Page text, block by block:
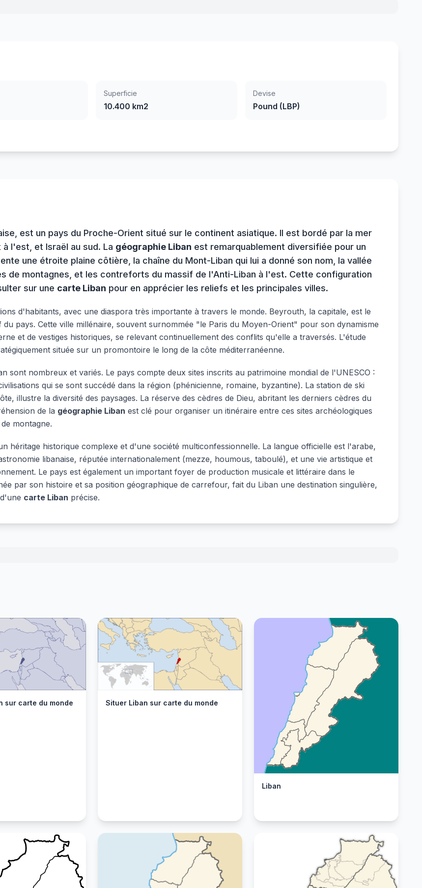
Superficie
10.400 km2
Devise
Pound (LBP)
est un pays du Proche-Orient situé sur le continent asiatique. Il est bordé par la mer
l'est, et Israël au sud. La géographie Liban est remarquablement diversifiée pour un
une étroite plaine côtière, la chaîne du Mont-Liban qui lui a donné son nom, la vallée
de montagnes, et les contreforts du massif de l'Anti-Liban à l'est. Cette configuration
sur une carte Liban pour en apprécier les reliefs et les principales villes.
d'habitants, avec une diaspora très importante à travers le monde. Beyrouth, la capitale, est le
pays. Cette ville millénaire, souvent surnommée "le Paris du Moyen-Orient" pour son dynamisme
et de vestiges historiques, se relevant continuellement des conflits qu'elle a traversés. L'étude
située sur un promontoire le long de la côte méditerranéenne.
sont nombreux et variés. Le pays compte deux sites inscrits au patrimoine mondial de l'UNESCO :
qui se sont succédé dans la région (phénicienne, romaine, byzantine). La station de ski
illustre la diversité des paysages. La réserve des cèdres de Dieu, abritant les derniers cèdres du
de la géographie Liban est clé pour organiser un itinéraire entre ces sites archéologiques
montagne.
héritage historique complexe et d'une société multiconfessionnelle. La langue officielle est l'arabe,
libanaise, réputée internationalement (mezze, houmous, taboulé), et une vie artistique et
Le pays est également un important foyer de production musicale et littéraire dans le
par son histoire et sa position géographique de carrefour, fait du Liban une destination singulière,
carte Liban précise.
sur carte du monde Situer Liban sur carte du monde
Liban